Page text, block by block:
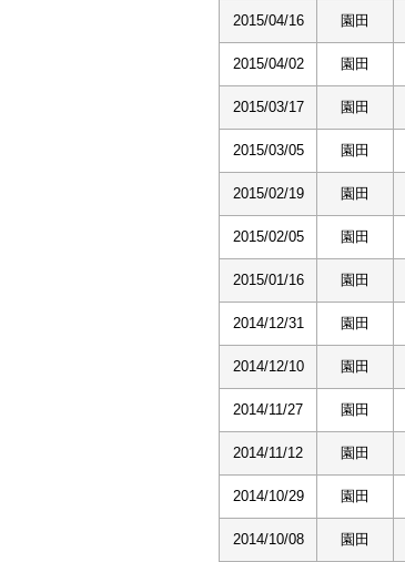
2015/04/16 園田
2015/04/02 園田
2015/03/17 園田
2015/03/05 園田
2015/02/19 園田
2015/02/05 園田
2015/01/16 園田
2014/12/31 園田
2014/12/10 園田
2014/11/27 園田
2014/11/12 園田
2014/10/29 園田
2014/10/08 園田